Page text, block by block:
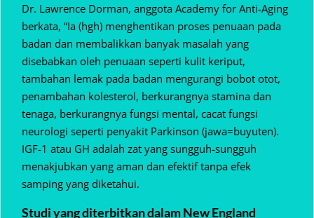
Dr. Lawrence Dorman, anggota Academy for Anti-Aging
berkata, “Ia (hgh) menghentikan proses penuaan pada
badan dan membalikkan banyak masalah yang
disebabkan oleh penuaan seperti kulit keriput,
tambahan lemak pada badan mengurangi bobot otot,
penambahan kolesterol, berkurangnya stamina dan
tenaga, berkurangnya fungsi mental, cacat fungsi
neurologi seperti penyakit Parkinson (jawa=buyuten).
IGF-1 atau GH adalah zat yang sungguh-sungguh
menakjubkan yang aman dan efektif tanpa efek
samping yang diketahui.
Studi yang diterbitkan dalam New England